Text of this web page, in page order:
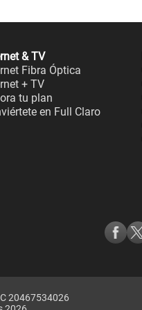
& TV
Fibra Óptica
+ TV
tu plan
en Full Claro
20467534026